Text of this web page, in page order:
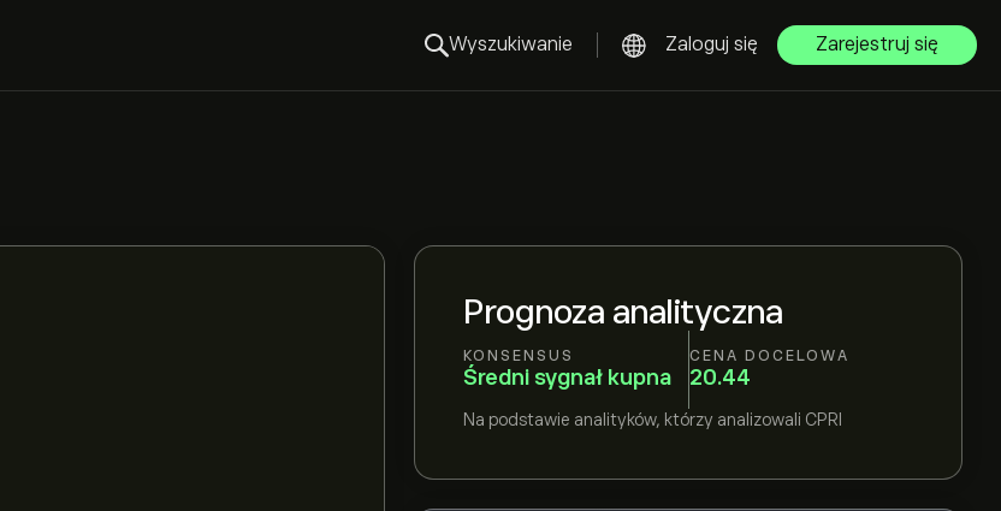
Wyszukiwanie Zaloguj się Zarejestruj się
Prognoza analityczna
KONSENSUS
Średni sygnał kupna
CENA DOCELOWA
20.44
Na podstawie analityków, którzy analizowali CPRI